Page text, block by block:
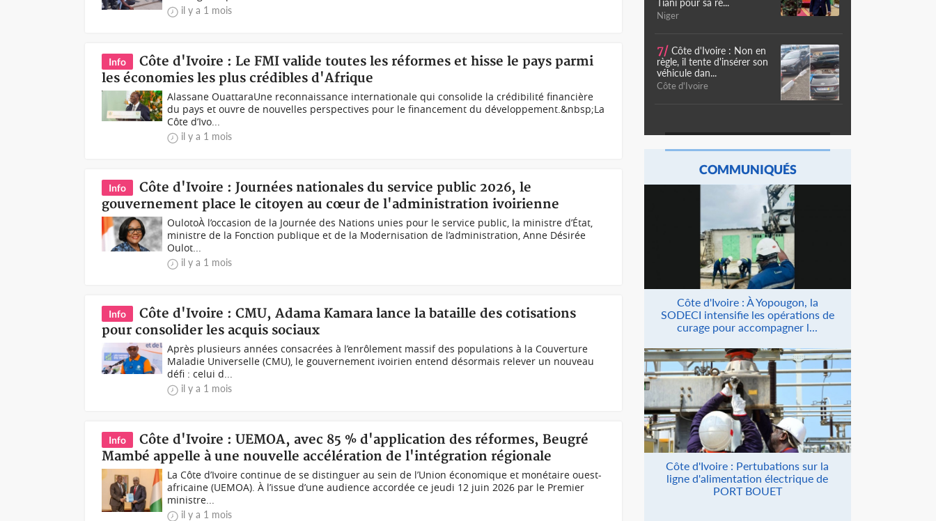
il y a 1 mois
Info
Côte d'Ivoire : Le FMI valide toutes les réformes et hisse le pays parmi
les économies les plus crédibles d'Afrique
Alassane OuattaraUne reconnaissance internationale qui consolide la crédibilité financière
du pays et ouvre de nouvelles perspectives pour le financement du développement.&nbsp;La
Côte d’Ivo...
il y a 1 mois
Info
Côte d'Ivoire : Journées nationales du service public 2026, le
gouvernement place le citoyen au cœur de l'administration ivoirienne
OulotoÀ l’occasion de la Journée des Nations unies pour le service public, la ministre d’État,
ministre de la Fonction publique et de la Modernisation de l’administration, Anne Désirée
Oulot...
il y a 1 mois
Info
Côte d'Ivoire : CMU, Adama Kamara lance la bataille des cotisations
pour consolider les acquis sociaux
Après plusieurs années consacrées à l’enrôlement massif des populations à la Couverture
Maladie Universelle (CMU), le gouvernement ivoirien entend désormais relever un nouveau
défi : celui d...
il y a 1 mois
Info
Côte d'Ivoire : UEMOA, avec 85 % d'application des réformes, Beugré
Mambé appelle à une nouvelle accélération de l'intégration régionale
La Côte d’Ivoire continue de se distinguer au sein de l’Union économique et monétaire ouest-
africaine (UEMOA). À l’issue d’une audience accordée ce jeudi 12 juin 2026 par le Premier
ministre...
il y a 1 mois
Tiani pour sa ré...
Niger
7/ Côte d'Ivoire : Non en
règle, il tente d'insérer son
véhicule dan...
Côte d'Ivoire
COMMUNIQUÉS
Côte d'Ivoire : À Yopougon, la
SODECI intensifie les opérations de
curage pour accompagner l...
Côte d'Ivoire : Pertubations sur la
ligne d'alimentation électrique de
PORT BOUET